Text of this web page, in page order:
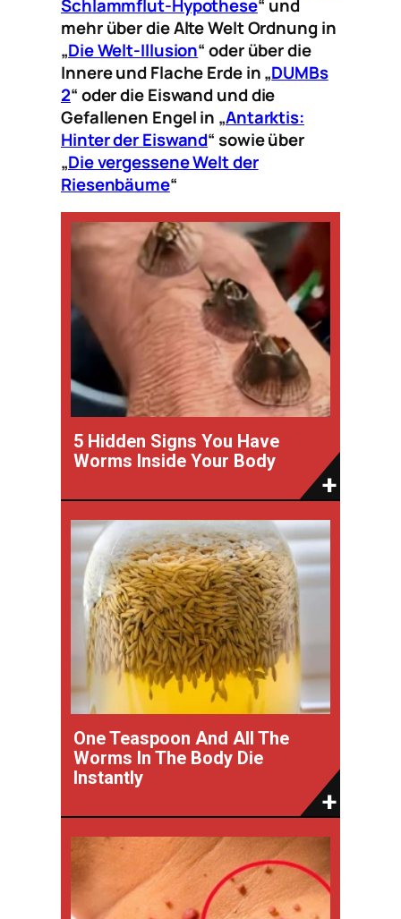
Schlammflut-Hypothese“ und
mehr über die Alte Welt Ordnung in
„Die Welt-Illusion“ oder über die
Innere und Flache Erde in „DUMBs
2“ oder die Eiswand und die
Gefallenen Engel in „Antarktis:
Hinter der Eiswand“ sowie über
„Die vergessene Welt der
Riesenbäume“
5 Hidden Signs You Have
Worms Inside Your Body
One Teaspoon And All The
Worms In The Body Die
Instantly